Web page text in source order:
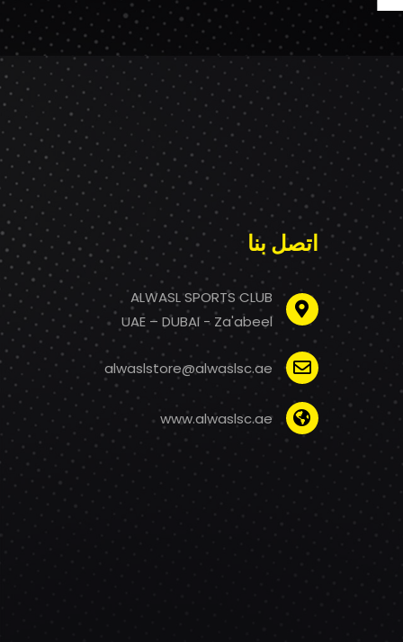
اتصل بنا
ALWASL SPORTS CLUB
UAE – DUBAI - Za'abeel
alwaslstore@alwaslsc.ae
www.alwaslsc.ae